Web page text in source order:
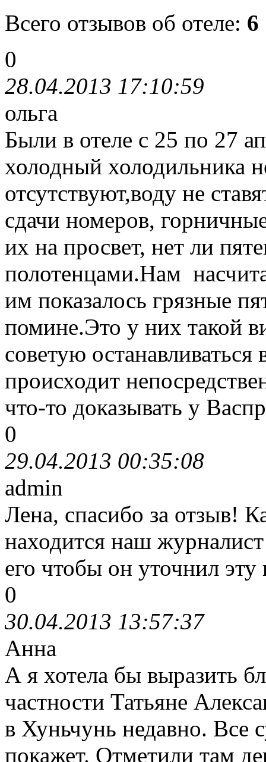
Всего отзывов об отеле: 6
0
28.04.2013 17:10:59
ольга
Были в отеле с 25 по 27
холодный холодильника
отсутствуют,воду не
сдачи номеров,
их на просвет, нет ли
полотенцами.Нам
им показалось грязные
помине.Это у них такой
советую останавливаться
происходит
что-то доказывать у
0
29.04.2013 00:35:08
admin
Лена, спасибо за отзыв!
находится наш
его чтобы он уточнил
0
30.04.2013 13:57:37
Анна
А я хотела бы выразить
частности Татьяне
в Хуньчунь недавно. Все
покажет. Отметили там